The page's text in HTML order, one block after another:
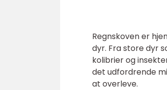
Regnskoven er
dyr. Fra store dyr
kolibrier og
det udfordrende
at overleve.